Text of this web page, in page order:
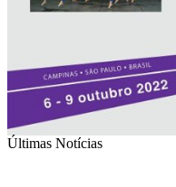
Últimas Notícias